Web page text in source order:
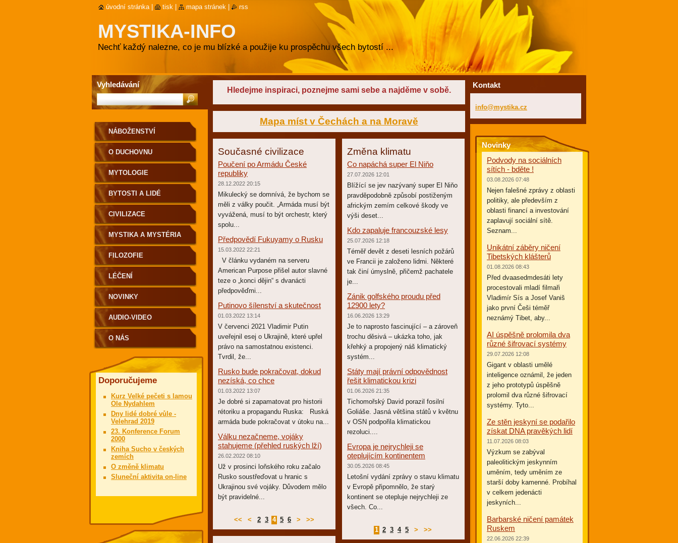
MYSTIKA-INFO
Nechť každý nalezne, co je mu blízké a použije ku prospěchu všech bytostí ...
Hledejme inspiraci, poznejme sami sebe a najděme v sobě.
Mapa míst v Čechách a na Moravě
Současné civilizace
Poučení po Armádu České
republiky
28.12.2022 20:15
Mikulecký se domnívá, že bychom se
měli z války poučit. „Armáda musí být
vyvážená, musí to být orchestr, který
spolu...
Předpovědí Fukuyamy o Rusku
15.03.2022 22:21
V článku vydaném na serveru
American Purpose přišel autor slavné
teze o „konci dějin“ s dvanácti
předpověďmi...
Putinovo šílenství a skutečnost
01.03.2022 13:14
V červenci 2021 Vladimir Putin
uveřejnil esej o Ukrajině, které upřel
právo na samostatnou existenci.
Tvrdil, že...
Rusko bude pokračovat, dokud
nezíská, co chce
01.03.2022 13:07
Je dobré si zapamatovat pro historii
rétoriku a propagandu Ruska: Ruská
armáda bude pokračovat v útoku na...
Válku nezačneme, vojáky
stahujeme (přehled ruských lží)
26.02.2022 08:10
Už v prosinci loňského roku začalo
Rusko soustřeďovat u hranic s
Ukrajinou své vojáky. Důvodem mělo
být pravidelné...
<< < 2 3 4 5 6 > >>
Změna klimatu
Co napáchá super El Niňo
27.07.2026 12:01
Blížící se jev nazývaný super El Niňo
pravděpodobně způsobí postiženým
africkým zemím celkové škody ve
výši deset...
Kdo zapaluje francouzské lesy
25.07.2026 12:18
Téměř devět z deseti lesních požárů
ve Francii je založeno lidmi. Některé
tak činí úmyslně, přičemž pachatele
je...
Zánik golfského proudu před
12900 lety?
16.06.2026 13:29
Je to naprosto fascinující – a zároveň
trochu děsivá – ukázka toho, jak
křehký a propojený náš klimatický
systém...
Státy mají právní odpovědnost
řešit klimatickou krizi
01.06.2026 21:35
Tichomořský David porazil fosilní
Goliáše. Jasná většina států v květnu
v OSN podpořila klimatickou
rezoluci....
Evropa je nejrychleji se
oteplujícím kontinentem
30.05.2026 08:45
Letošní vydání zprávy o stavu klimatu
v Evropě připomnělo, že starý
kontinent se otepluje nejrychleji ze
všech. Co...
1 2 3 4 5 > >>
NÁBOŽENSTVÍ
O DUCHOVNU
MYTOLOGIE
BYTOSTI A LIDÉ
CIVILIZACE
MYSTIKA A MYSTÉRIA
FILOZOFIE
LÉČENÍ
NOVINKY
AUDIO-VIDEO
O NÁS
Doporučujeme
Kurz Velké pečeti s lamou
Ole Nydahlem
Dny lidé dobré vůle -
Velehrad 2019
23. Konference Forum
2000
Kniha Sucho v českých
zemích
O změně klimatu
Sluneční aktivita on-line
Kontakt
info@mystika.cz
Novinky
Podvody na sociálních
sítích - bděte !
03.08.2026 07:48
Nejen falešné zprávy z oblasti
politiky, ale především z
oblasti financí a investování
zaplavují sociální sítě.
Seznam...
Unikátní záběry ničení
Tibetských klášterů
01.08.2026 08:43
Před dvaasedmdesáti lety
procestovali mladí filmaři
Vladimír Sís a Josef Vaniš
jako první Češi téměř
neznámý Tibet, aby...
AI úspěšně prolomila dva
různé šifrovací systémy
29.07.2026 12:08
Gigant v oblasti umělé
inteligence oznámil, že jeden
z jeho prototypů úspěšně
prolomil dva různé šifrovací
systémy. Tyto...
Ze stěn jeskyní se podařilo
získat DNA pravěkých lidí
11.07.2026 08:03
Výzkum se zabýval
paleolitickým jeskynním
uměním, tedy uměním ze
starší doby kamenné. Probíhal
v celkem jedenácti
jeskyních...
Barbarské ničení památek
Ruskem
22.06.2026 22:39
Vyhledávání
úvodní stránka tisk mapa stránek rss